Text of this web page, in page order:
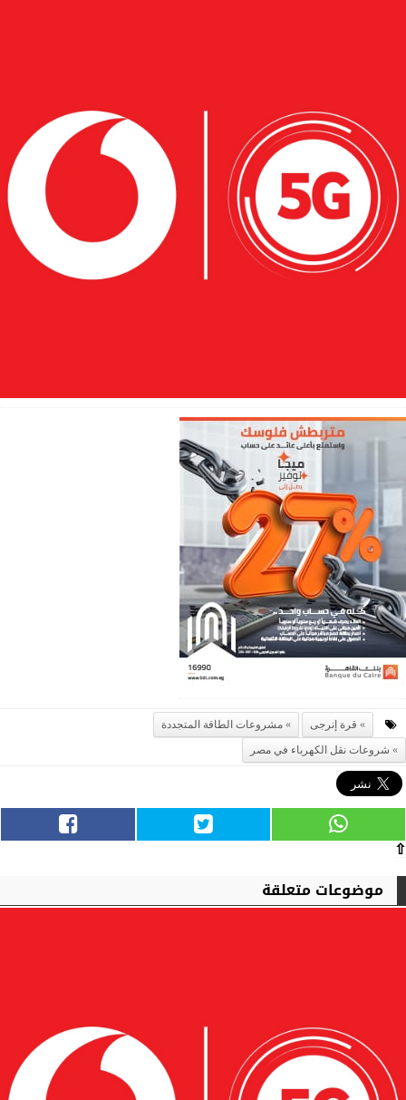
قرة إنرجى
مشروعات الطاقة المتجددة
شروعات نقل الكهرباء في مصر
⇧
موضوعات متعلقة